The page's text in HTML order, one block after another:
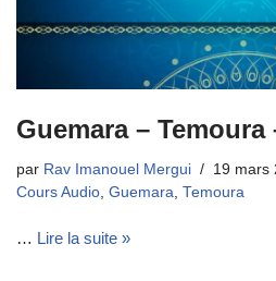
Guemara –
par Rav Imanouel Mergui
19 mars
Cours Audio, Guemara, Temoura
… Lire la suite »